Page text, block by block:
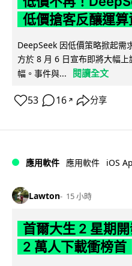
低價搶客反釀運
DeepSeek 因低價策略掀起需
方於 8 月 6 日宣布即將大幅
幅。事件與...
閱讀全文
53 16 ↗ 分享
應用軟件 應用軟件 iOS
Lawton 15 小時
首爾大生 2 星期
2 萬人下載衝榜首